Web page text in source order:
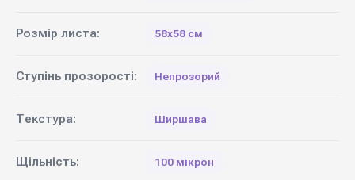
Розмір листа: 58х58 см
Ступінь прозорості: Непрозорий
Текстура: Ширшава
Щільність: 100 мікрон